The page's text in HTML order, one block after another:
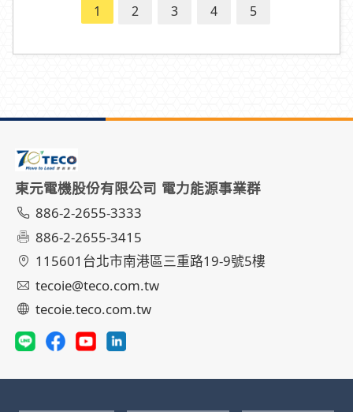
1 2 3 4 5
東元電機股份有限公司 電力能源事業群
886-2-2655-3333
886-2-2655-3415
115601台北市南港區三重路19-9號5樓
tecoie@teco.com.tw
tecoie.teco.com.tw